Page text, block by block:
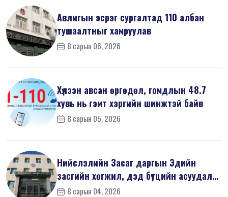
Авлигын эсрэг сургалтад 110 албан
тушаалтныг хамруулав
8 сарын 06, 2026
Хүлээн авсан өргөдөл, гомдлын 48.7
хувь нь гэмт хэргийн шинжтэй байв
8 сарын 05, 2026
Нийслэлийн Засаг даргын Эдийн
засгийн хөгжил, дэд бүтцийн асуудал
хари...
8 сарын 04, 2026